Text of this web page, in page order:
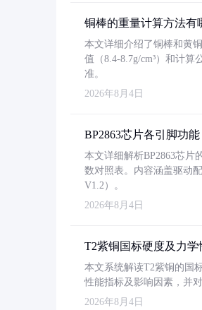
铜棒的重量计算方法有
本文详细介绍了铜棒和黄
值（8.4-8.7g/cm³）和计
准。
2026年8月4日
BP2863芯片各引脚功能
本文详细解析BP2863芯片
数对照表。内容涵盖驱动
V1.2）。
2026年8月4日
T2紫铜国标硬度及力学
本文系统解读T2紫铜的国
性能指标及影响因素，并
2026年8月4日